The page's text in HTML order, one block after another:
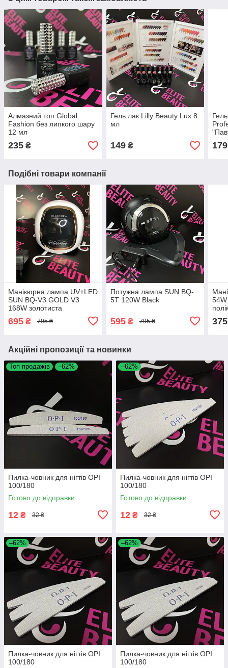
Алмазний топ Global
Fashion без липкого шару
12 мл
235 ₴
Гель лак Lilly Beauty Lux 8
мл
149₴ 179
Подібні товари компанії
Манікюрна лампа UV+LED
SUN BQ-V3 GOLD V3
168W золотиста
695 ₴ 795 ₴
Потужна лампа SUN BQ-
5T 120W Black
595₴ 795 ₴ 375
Акційні пропозиції та новинки
Топ продажів –62%
Пилка-човник для нігтів OPI
100/180
Готово до відправки
12 ₴ 32 ₴
–62%
Пилка-човник для нігтів OPI
100/180
Готово до відправки
12 ₴ 32 ₴
–62%
Пилка-човник для нігтів OPI
100/180
–62%
Пилка-човник для нігтів OPI
100/180